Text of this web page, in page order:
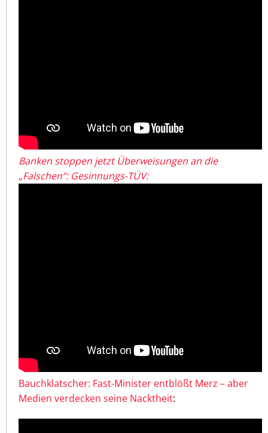
Banken stoppen jetzt Überweisungen an die
„Falschen“: Gesinnungs-TÜV:
Bauchklatscher: Fast-Minister entblößt Merz – aber
Medien verdecken seine Nacktheit: